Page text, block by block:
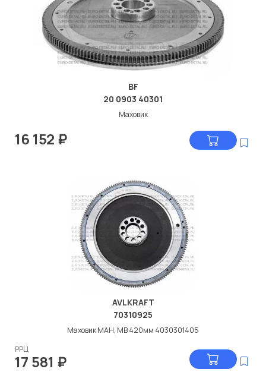
BF
20 0903 40301
Маховик
16 152 ₽
AVLKRAFT
70310925
Маховик МАН, МВ 420мм 4030301405
РРЦ
17 581 ₽